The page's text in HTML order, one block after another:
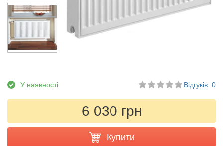
У наявності Відгуків: 0
6 030 грн
Купити